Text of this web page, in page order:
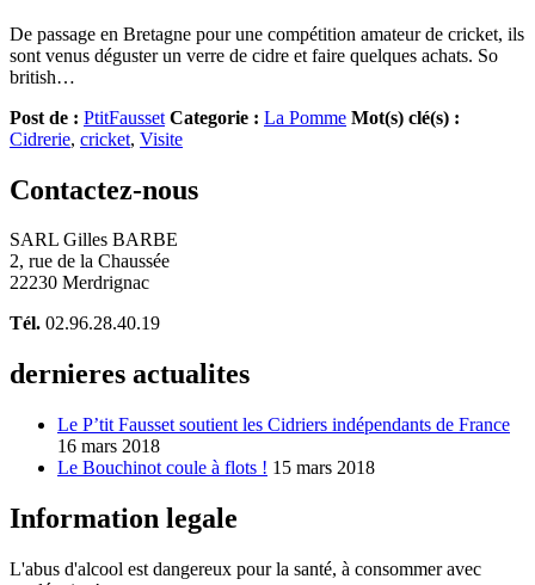
De passage en Bretagne pour une compétition amateur de cricket, ils
sont venus déguster un verre de cidre et faire quelques achats. So
british…
Post de : PtitFausset Categorie : La Pomme Mot(s) clé(s) :
Cidrerie, cricket, Visite
Contactez-nous
SARL Gilles BARBE
2, rue de la Chaussée
22230 Merdrignac
Tél. 02.96.28.40.19
dernieres actualites
Le P’tit Fausset soutient les Cidriers indépendants de France
16 mars 2018
Le Bouchinot coule à flots ! 15 mars 2018
Information legale
L'abus d'alcool est dangereux pour la santé, à consommer avec